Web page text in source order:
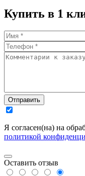
Купить в 1
Отправить
Я согласен(на) на
политикой
Оставить отзыв